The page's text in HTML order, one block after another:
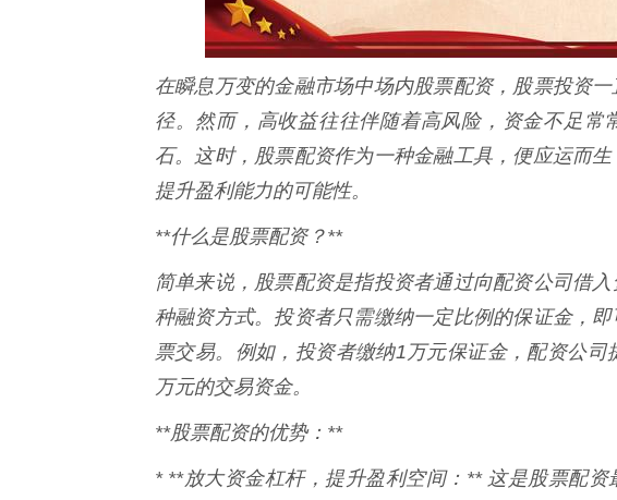
在瞬息万变的金融市场中场内股票配资，股票投资
径。然而，高收益往往伴随着高风险，资金不足常
石。这时，股票配资作为一种金融工具，便应运而生
提升盈利能力的可能性。
**什么是股票配资？**
简单来说，股票配资是指投资者通过向配资公司借
种融资方式。投资者只需缴纳一定比例的保证金，
票交易。例如，投资者缴纳1万元保证金，配资公
万元的交易资金。
**股票配资的优势：**
* **放大资金杠杆，提升盈利空间：** 这是股票配